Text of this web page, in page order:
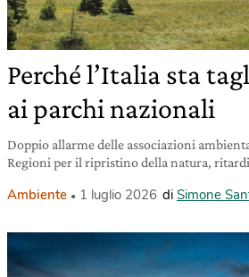
Perché l’Italia sta
ai parchi nazionali
Doppio allarme delle associazioni
Regioni per il ripristino della natura,
Ambiente 1 luglio 2026 di Simone